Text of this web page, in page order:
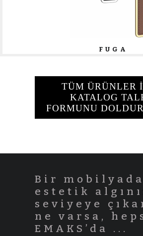
FUGA
TÜM ÜRÜNLER
KATALOG
FORMUNU
Bir mobilyada
estetik
seviyeye
ne varsa,
EMAKS’da ...